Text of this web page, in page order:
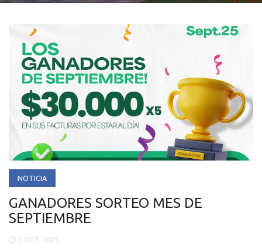
NOTICIA
GANADORES SORTEO MES DE
SEPTIEMBRE
1 OCT. 2025